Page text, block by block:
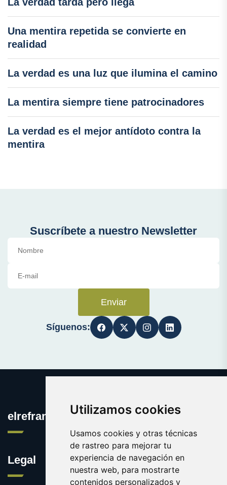
Utilizamos cookies
Usamos cookies y otras técnicas
de rastreo para mejorar tu
experiencia de navegación en
nuestra web, para mostrarte
contenidos personalizados y
Una mentira repetida se convierte en
realidad
La verdad es una luz que ilumina el camino
La mentira siempre tiene patrocinadores
La verdad es el mejor antídoto contra la
mentira
Suscríbete a nuestro Newsletter
Enviar
Síguenos:
elrefranero.es
Legal